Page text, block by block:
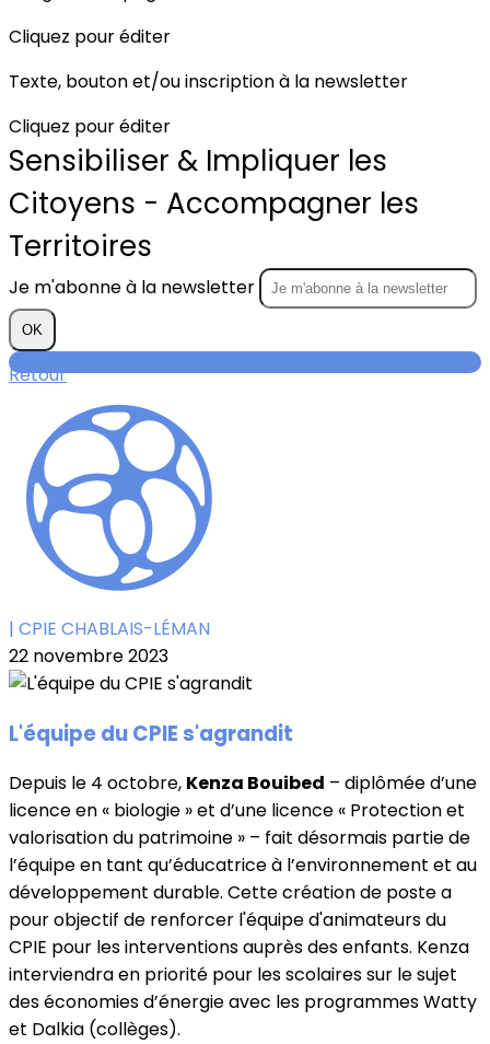
Cliquez pour éditer
Texte, bouton et/ou inscription à la newsletter
Cliquez pour éditer
Sensibiliser & Impliquer les
Citoyens - Accompagner les
Territoires
Je m'abonne à la newsletter
OK
Retour
| CPIE CHABLAIS-LÉMAN
22 novembre 2023
L'équipe du CPIE s'agrandit
Depuis le 4 octobre, Kenza Bouibed – diplômée d’une
licence en « biologie » et d’une licence « Protection et
valorisation du patrimoine » – fait désormais partie de
l’équipe en tant qu’éducatrice à l’environnement et au
développement durable. Cette création de poste a
pour objectif de renforcer l'équipe d'animateurs du
CPIE pour les interventions auprès des enfants. Kenza
interviendra en priorité pour les scolaires sur le sujet
des économies d’énergie avec les programmes Watty
et Dalkia (collèges).